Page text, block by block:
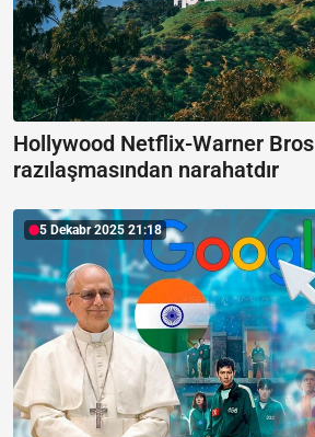
Hollywood Netflix-Warner Bros
razılaşmasından narahatdır
5 Dekabr 2025 21:18